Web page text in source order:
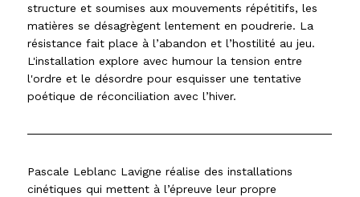
structure et soumises aux mouvements répétitifs, les
matières se désagrègent lentement en poudrerie. La
résistance fait place à l’abandon et l’hostilité au jeu.
L'installation explore avec humour la tension entre
l'ordre et le désordre pour esquisser une tentative
poétique de réconciliation avec l’hiver.
Pascale Leblanc Lavigne réalise des installations
cinétiques qui mettent à l’épreuve leur propre